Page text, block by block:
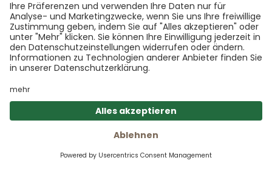
Über uns
Hilfe & Kontakt
Informationen